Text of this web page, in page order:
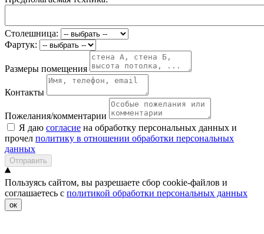
Столешница:
Фартук:
Размеры помещения
Контакты
Пожелания/комментарии
Я даю согласие на обработку персональных данных и
прочел политику в отношении обработки персональных
данных
Отправить
Пользуясь сайтом, вы разрешаете сбор cookie-файлов и
соглашаетесь с политикой обработки персональных данных
ок